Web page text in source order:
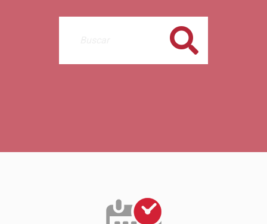
Buscar